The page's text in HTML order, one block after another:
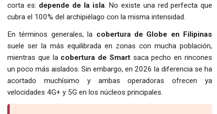
corta es: depende de la isla. No existe una red perfecta que
cubra el 100% del archipiélago con la misma intensidad.
En términos generales, la cobertura de Globe en Filipinas
suele ser la más equilibrada en zonas con mucha población,
mientras que la cobertura de Smartsaca pecho en rincones
un poco más aislados. Sin embargo, en 2026 la diferencia se ha
acortado muchísimo y ambas operadoras ofrecen ya
velocidades 4G+ y 5G en los núcleos principales.